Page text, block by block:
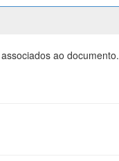
ao documento.